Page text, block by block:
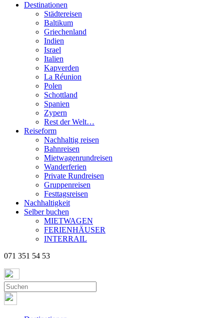
Destinationen
Städtereisen
Baltikum
Griechenland
Indien
Israel
Italien
Kapverden
La Réunion
Polen
Schottland
Spanien
Zypern
Rest der Welt…
Reiseform
Nachhaltig reisen
Bahnreisen
Mietwagenrundreisen
Wanderferien
Private Rundreisen
Gruppenreisen
Festtagsreisen
Nachhaltigkeit
Selber buchen
MIETWAGEN
FERIENHÄUSER
INTERRAIL
071 351 54 53